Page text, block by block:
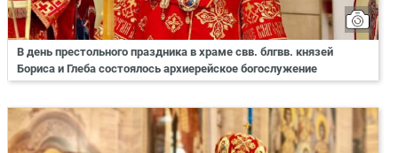
В день престольного праздника в храме свв. блгвв. князей
Бориса и Глеба состоялось архиерейское богослужение